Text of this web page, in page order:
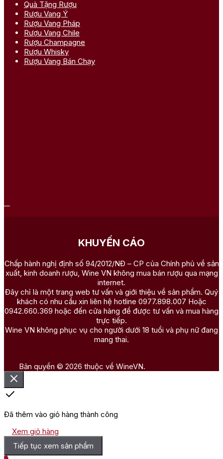
Quà Tặng Rượu
Rượu Vang Ý
Rượu Vang Pháp
Rượu Vang Chile
Rượu Champagne
Rượu Whisky
Rượu Vang Bán Chạy
KHUYẾN CÁO
Chấp hành nghị định số 94/2012/NĐ – CP của Chính phủ về sản
xuất, kinh doanh rượu, Wine VN không mua bán rượu qua mạng
internet.
Đây chỉ là một trang web tư vấn và giới thiệu về sản phẩm. Quý
khách có nhu cầu xin liên hệ hotline 0977.898.007 Hoặc
0942.660.369 hoặc đến cửa hàng để được tư vấn và mua hàng
trực tiếp.
Wine VN không phục vụ cho người dưới 18 tuổi và phụ nữ đang
mang thai.
Bản quyền © 2026 thuộc về WineVN.
Đã thêm vào giỏ hàng thành công
Xem giỏ hàng
Tiếp tục xem sản phẩm